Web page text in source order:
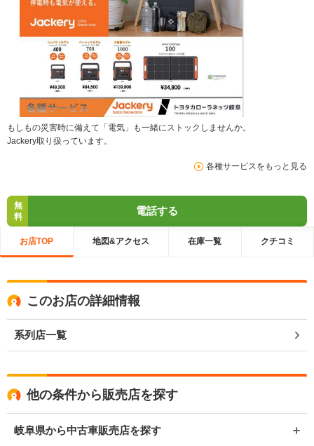
もしもの災害時に備えて「電気」も一緒にストックしませんか。
Jackery取り扱っています。
各種サービスをもっと見る
無
料
電話する
お店TOP 地図&アクセス 在庫一覧 クチコミ
このお店の詳細情報
系列店一覧
他の条件から販売店を探す
岐阜県から中古車販売店を探す